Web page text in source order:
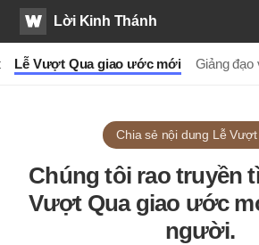
WATVLời Kinh Thánh
Lễ Vượt Qua giao ước mới Giảng đạo
Chia sẻ nội dung Lễ Vượt
Chúng tôi rao truyền
Vượt Qua giao ước
người.